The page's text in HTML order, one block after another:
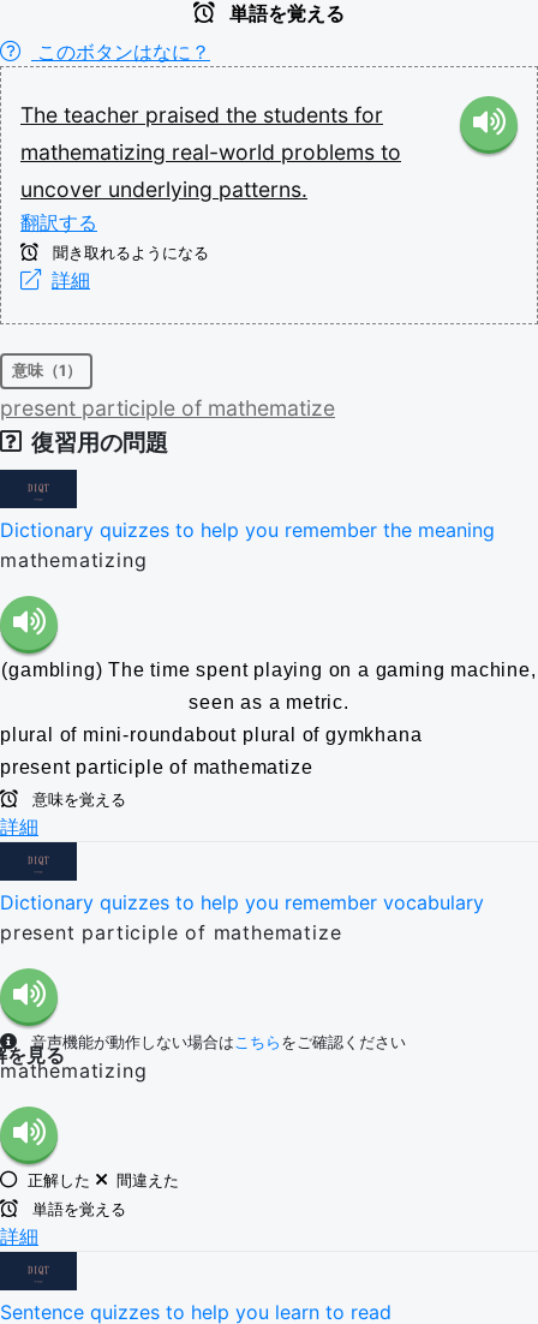
(en-GB)
単語を覚える
このボタンはなに？
The teacher praised the students for
mathematizing real-world problems to
uncover underlying patterns.
翻訳する
聞き取れるようになる
詳細
意味（1）
present participle of mathematize
復習用の問題
Dictionary quizzes to help you remember the meaning
mathematizing
(gambling) The time spent playing on a gaming machine,
seen as a metric.
plural of mini-roundabout plural of gymkhana
present participle of mathematize
意味を覚える
詳細
Dictionary quizzes to help you remember vocabulary
present participle of mathematize
音声機能が動作しない場合は こちら をご確認ください
を見る
mathematizing
正解した
間違えた
単語を覚える
詳細
Sentence quizzes to help you learn to read